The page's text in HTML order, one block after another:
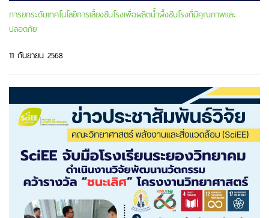
การยกระดับเทคโนโลยีการเลี้ยงชันโรงเพื่อผลิตน้ำผึ้งชันโรงที่มีคุณภาพและ
ปลอดภัย
11 กันยายน 2568